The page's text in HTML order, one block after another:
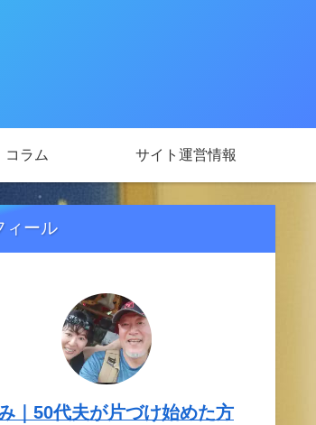
コラム サイト運営情報
ィール
｜50代夫が片づけ始めた方